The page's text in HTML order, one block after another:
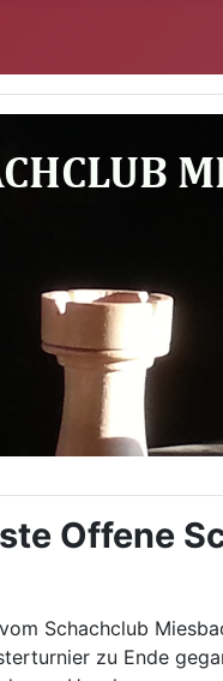
Offene
Schachclub
zu Ende